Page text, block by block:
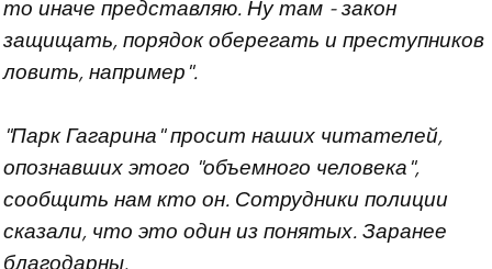
то иначе представляю. Ну там - закон
защищать, порядок оберегать и преступников
ловить, например".
"Парк Гагарина" просит наших читателей,
опознавших этого "объемного человека",
сообщить нам кто он. Сотрудники полиции
сказали, что это один из понятых. Заранее
благодарны.